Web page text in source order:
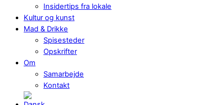
Insidertips fra lokale
Kultur og kunst
Mad & Drikke
Spisesteder
Opskrifter
Om
Samarbejde
Kontakt